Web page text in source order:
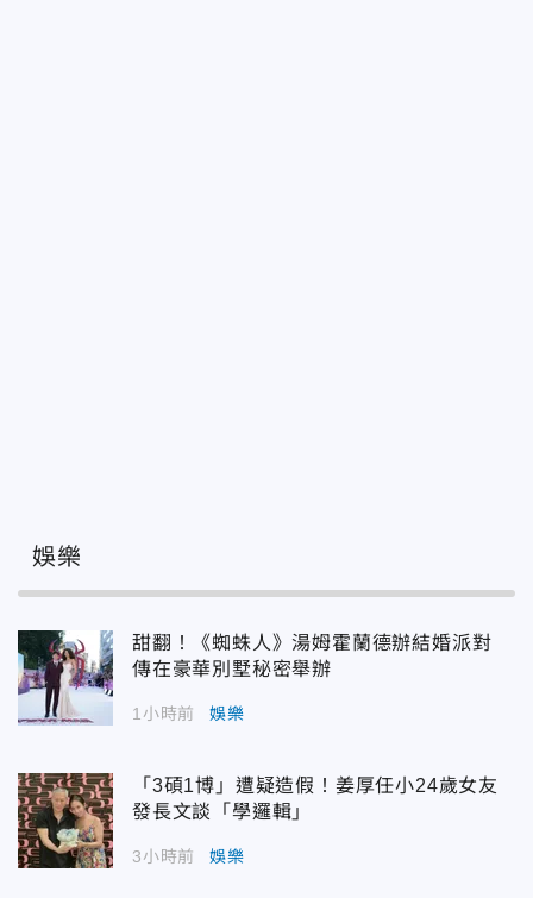
娛樂
甜翻！《蜘蛛人》湯姆霍蘭德辦結婚派對
傳在豪華別墅秘密舉辦
1小時前 娛樂
「3碩1博」遭疑造假！姜厚任小24歲女友
發長文談「學邏輯」
3小時前 娛樂